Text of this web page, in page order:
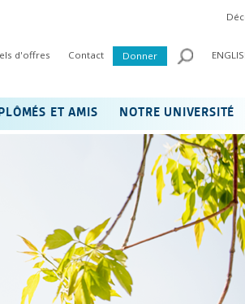
d'offres Contact Donner
ET AMIS NOTRE UNIVERSITÉ